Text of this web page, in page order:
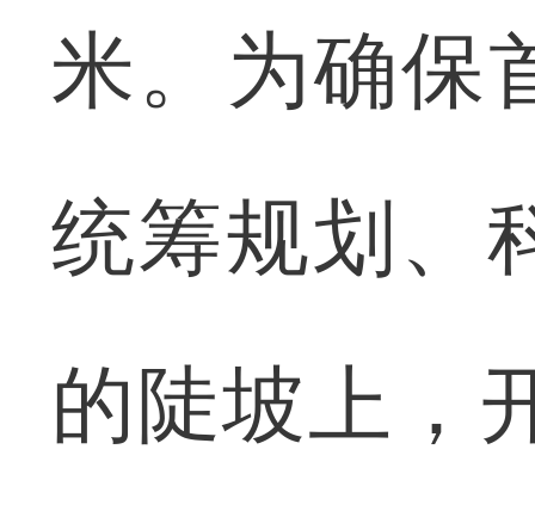
米。为确保
统筹规划、
的陡坡上，